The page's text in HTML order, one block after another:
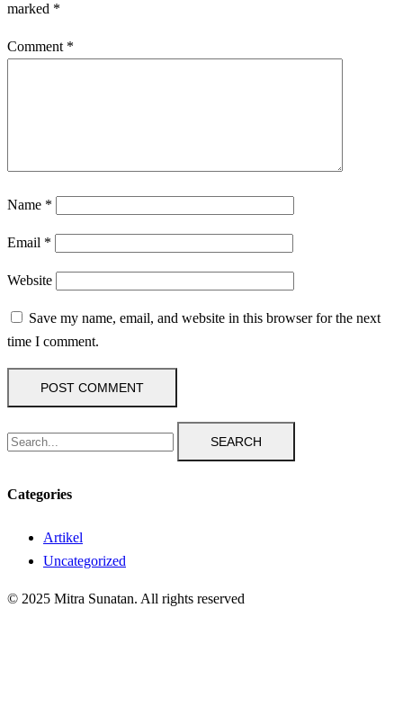
marked *
Comment *
Name *
Email *
Website
Save my name, email, and website in this browser for the next
time I comment.
SEARCH
Categories
Artikel
Uncategorized
© 2025 Mitra Sunatan. All rights reserved